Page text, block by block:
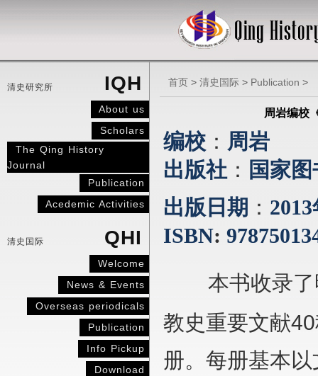
清史研究所 IQH
About us
Scholars
The Qing History
Journal
Publication
Acedemic Activities
清史国际 QHI
Welcome
News & Events
Overseas periodicals
Publication
Info Pickup
Download
首页 > 清史国际 > Publication >
周岩编校
编校 ： 周岩
出版社 ： 国家
出版日期 ： 2013
ISBN:
本书收录
教史重要文献40
册。每册基本